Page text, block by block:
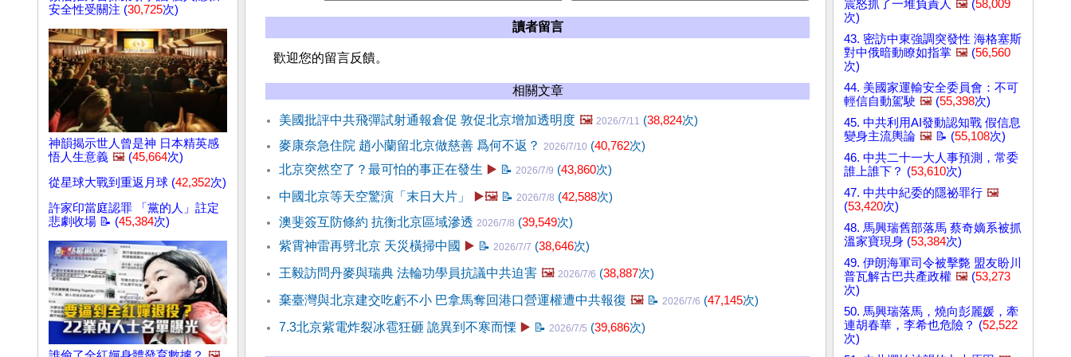
安全性受關注 (30,725次)
神韻揭示世人曾是神 日本精英感
悟人生意義 🖼️ (45,664次)
從星球大戰到重返月球 (42,352次)
許家印當庭認罪 「黨的人」註定
悲劇收場 📝 (45,384次)
讀者留言
歡迎您的留言反饋。
相關文章
美國批評中共飛彈試射通報倉促 敦促北京增加透明度 🖼️ 2026/7/11 (38,824次)
麥康奈急住院 趙小蘭留北京做慈善 爲何不返？ 2026/7/10 (40,762次)
北京突然空了？最可怕的事正在發生 ▶️ 📝 2026/7/9 (43,860次)
中國北京等天空驚演「末日大片」
▶️🖼️ 📝 2026/7/8 (42,588次)
澳斐簽互防條約 抗衡北京區域滲透 2026/7/8 (39,549次)
紫霄神雷再劈北京 天災橫掃中國 ▶️ 📝 2026/7/7 (38,646次)
王毅訪問丹麥與瑞典 法輪功學員抗議中共迫害 🖼️ 2026/7/6 (38,887次)
棄臺灣與北京建交吃虧不小 巴拿馬奪回港口營運權遭中共報復 🖼️ 📝 2026/7/6 (47,145次)
7.3北京紫電炸裂冰雹狂砸 詭異到不寒而慄 ▶️ 📝 2026/7/5 (39,686次)
震怒抓了一堆負責人 🖼️ (58,009
次)
43. 密訪中東強調突發性 海格塞斯
對中俄暗動瞭如指掌 🖼️ (56,560
次)
44. 美國家運輸安全委員會：不可
輕信自動駕駛 🖼️ (55,398次)
45. 中共利用AI發動認知戰 假信息
變身主流輿論 🖼️ 📝 (55,108次)
46. 中共二十一大人事預測，常委
誰上誰下？ (53,610次)
47. 中共中紀委的隱祕罪行 🖼️
(53,420次)
48. 馬興瑞舊部落馬 蔡奇嫡系被抓
溫家寶現身 (53,384次)
49. 伊朗海軍司令被擊斃 盟友盼川
普瓦解古巴共產政權 🖼️ (53,273
次)
50. 馬興瑞落馬，燒向彭麗媛，牽
連胡春華，李希也危險？ (52,522
次)